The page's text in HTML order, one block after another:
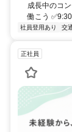
成⻑中のコ
働こう
社員登用あり 交
正社員